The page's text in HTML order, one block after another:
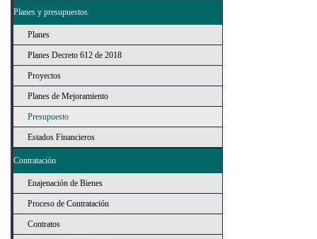
Planes y presupuestos
Planes
Planes Decreto 612 de 2018
Proyectos
Planes de Mejoramiento
Presupuesto
Estados Financieros
Contratación
Enajenación de Bienes
Proceso de Contratación
Contratos